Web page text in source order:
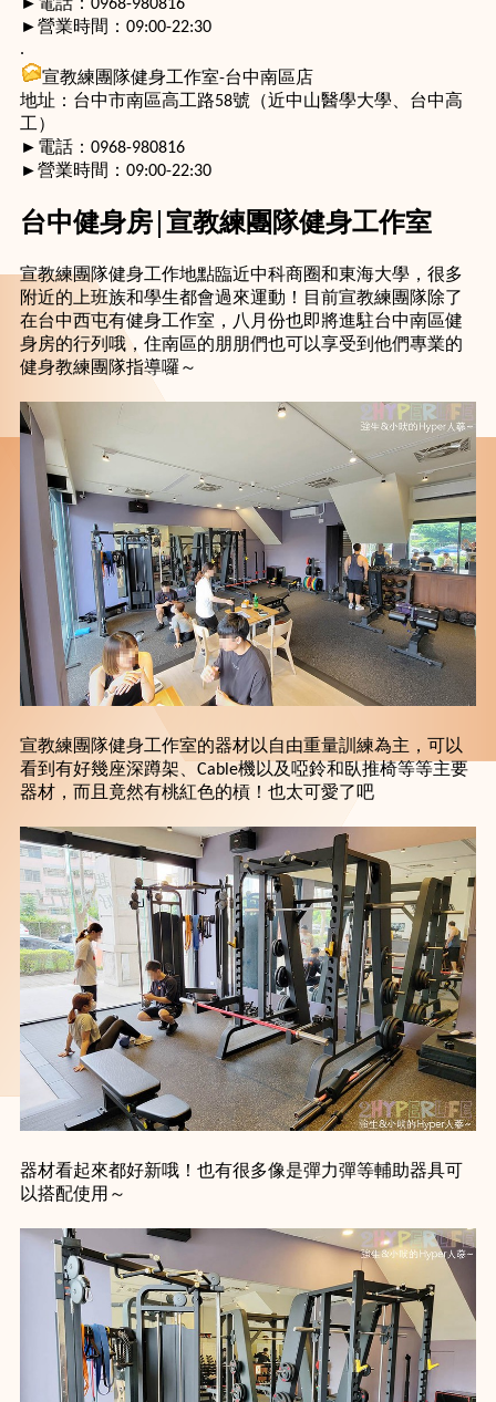
►電話：0968-980816
►營業時間：09:00-22:30
.
宣教練團隊健身工作室-台中南區店
地址：台中市南區高工路58號（近中山醫學大學、台中高
工）
►電話：0968-980816
►營業時間：09:00-22:30
台中健身房│宣教練團隊健身工作室
宣教練團隊健身工作地點臨近中科商圈和東海大學，很多
附近的上班族和學生都會過來運動！目前宣教練團隊除了
在台中西屯有健身工作室，八月份也即將進駐台中南區健
身房的行列哦，住南區的朋朋們也可以享受到他們專業的
健身教練團隊指導囉～
宣教練團隊健身工作室的器材以自由重量訓練為主，可以
看到有好幾座深蹲架、Cable機以及啞鈴和臥推椅等等主要
器材，而且竟然有桃紅色的槓！也太可愛了吧
器材看起來都好新哦！也有很多像是彈力彈等輔助器具可
以搭配使用～